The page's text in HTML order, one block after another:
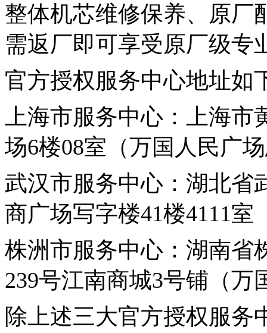
整体机芯维修保养、原厂
需返厂即可享受原厂级专
官方授权服务中心地址如
上海市服务中心 ：上海市
场6楼08室（万国 人民广
武汉市服务中心 ：湖北
商广场写字楼41楼4111室
株洲市服务中心 ：湖南
239号江南商城3号铺（万
除上述三大官方授权服务